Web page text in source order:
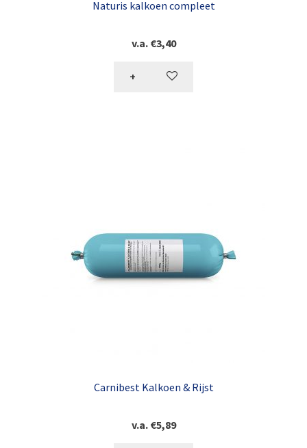
Naturis kalkoen compleet
v.a. €3,40
+
Carnibest Kalkoen & Rijst
v.a. €5,89